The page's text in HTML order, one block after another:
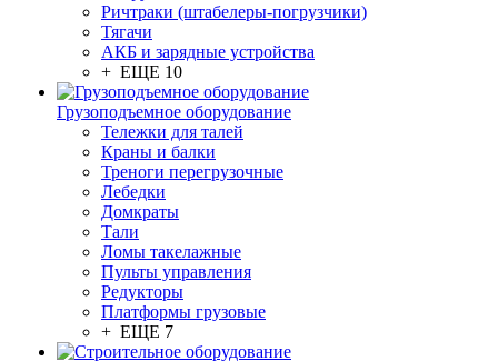
Ричтраки (штабелеры-погрузчики)
Тягачи
АКБ и зарядные устройства
+ ЕЩЕ 10
Грузоподъемное оборудование
Тележки для талей
Краны и балки
Треноги перегрузочные
Лебедки
Домкраты
Тали
Ломы такелажные
Пульты управления
Редукторы
Платформы грузовые
+ ЕЩЕ 7